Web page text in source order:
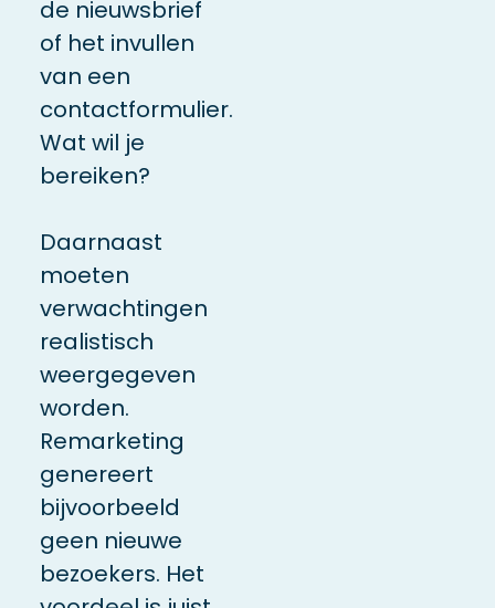
de nieuwsbrief
of het invullen
van een
contactformulier.
Wat wil je
bereiken?
Daarnaast
moeten
verwachtingen
realistisch
weergegeven
worden.
Remarketing
genereert
bijvoorbeeld
geen nieuwe
bezoekers. Het